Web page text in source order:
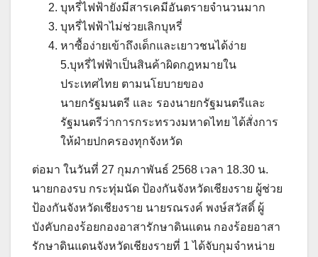
บุหรี่ไฟฟ้ายังมีสารเคมีอันตรายจำนวนมาก
บุหรี่ไฟฟ้าไม่ช่วยเลิกบุหรี่
หาซื้อง่ายเข้าถึงเด็กและเยาวชนได้ง่าย
5.บุหรี่ไฟฟ้าเป็นสินค้าผิดกฎหมายใน
ประเทศไทย ตามนโยบายของ
นายกรัฐมนตรี และ รองนายกรัฐมนตรีและ
รัฐมนตรีว่าการกระทรวงมหาดไทย ได้สั่งการ
ให้ฝ่ายปกครองทุกจังหวัด
ต่อมา ในวันที่ 27 กุมภาพันธ์ 2568 เวลา 18.30 น.
นายกองรบ กระทุ่มนัด ป้องกันจังหวัดเชียงราย ผู้ช่วย
ป้องกันจังหวัดเชียงราย นายรณรงค์ พงษ์สวัสดิ์ ผู้
บังคับกองร้อยกองอาสารักษาดินแดน กองร้อยอาสา
รักษาดินแดนจังหวัดเชียงรายที่ 1 ได้จับกุมจำหน่าย